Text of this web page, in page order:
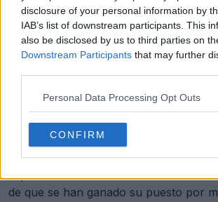
disclosure of your personal information by
IAB’s list of downstream participants. This
also be disclosed by us to third parties on
Downstream Participants that may further
Personal Data Processing Opt Outs
CONFIRM
Que Curazao salga al campo en
camiseta de catálogo disponible para
de liga dominical sería una gran
separaría visualmente de las naciones
de que se han ganado su puesto por